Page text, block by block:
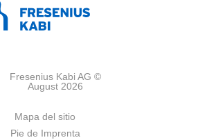
Fresenius Kabi AG ©
August 2026
Mapa del sitio
Pie de Imprenta